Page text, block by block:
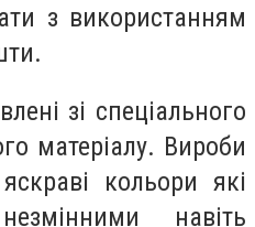
з використанням
зі спеціального
матеріалу. Вироби
кольори які
навіть